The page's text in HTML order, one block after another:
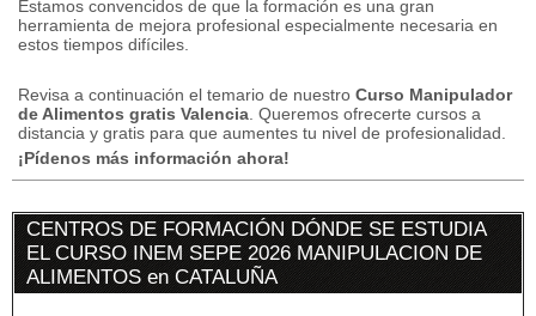
Estamos convencidos de que la formación es una gran
herramienta de mejora profesional especialmente necesaria en
estos tiempos difíciles.
Revisa a continuación el temario de nuestro Curso Manipulador
de Alimentos gratis Valencia Queremos ofrecerte cursos a
distancia y gratis para que aumentes tu nivel de profesionalidad.
¡Pídenos más información ahora!
CENTROS DE FORMACIÓN DÓNDE SE ESTUDIA
EL CURSO INEM SEPE 2026 MANIPULACION DE
ALIMENTOS en CATALUÑA